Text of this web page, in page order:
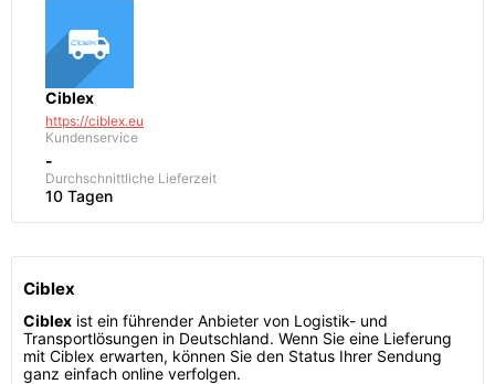
Ciblex
https://ciblex.eu
Kundenservice
-
Durchschnittliche Lieferzeit
10 Tagen
Ciblex
Ciblex ist ein führender Anbieter von Logistik- und
Transportlösungen in Deutschland. Wenn Sie eine Lieferung
mit Ciblex erwarten, können Sie den Status Ihrer Sendung
ganz einfach online verfolgen.